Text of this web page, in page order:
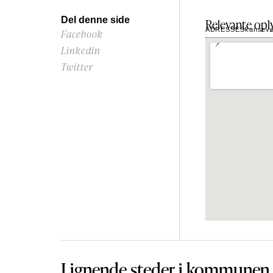
Del denne side
Facebook
Linkedin
Twitter
Relevante
ADRESSE